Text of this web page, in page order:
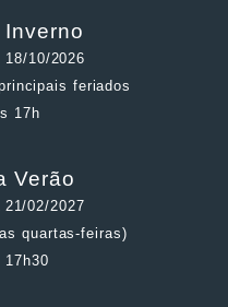
Inverno
18/10/2026
feriados
17h
Verão
21/02/2027
quartas-feiras)
17h30